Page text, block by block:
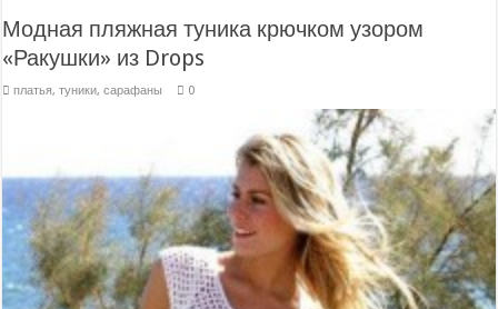
Модная пляжная туника крючком узором
«Ракушки» из Drops
платья, туники, сарафаны 0